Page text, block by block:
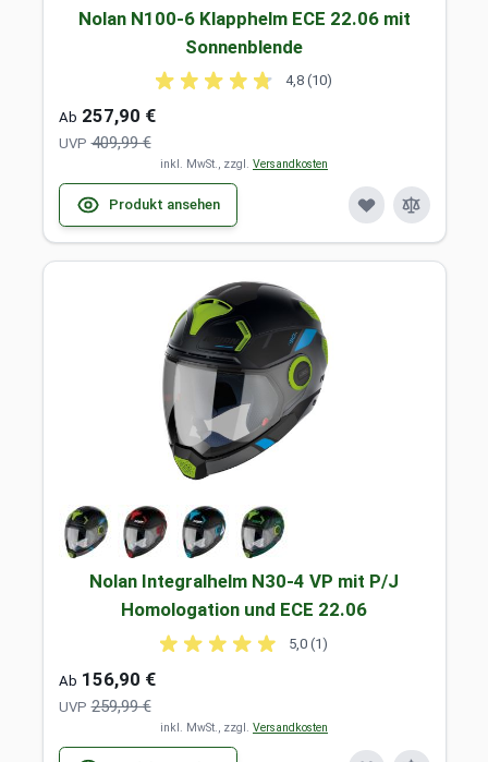
Nolan N100-6 Klapphelm ECE 22.06 mit
Sonnenblende
4,8 (10)
Ab 257,90 €
UVP 409,99 €
inkl. MwSt., zzgl. Versandkosten
Produkt ansehen
Nolan Integralhelm N30-4 VP mit P/J
Homologation und ECE 22.06
5,0 (1)
Ab 156,90 €
UVP 259,99 €
inkl. MwSt., zzgl. Versandkosten